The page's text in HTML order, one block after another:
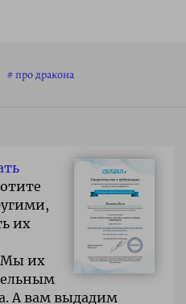
про дракона
их
Мы их
А вам выдадим